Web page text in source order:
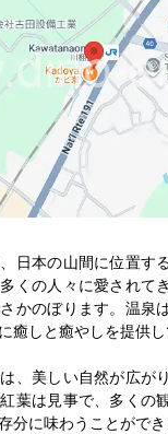
日本の山間に位置す
くの人々に愛されて
かのぼります。温泉
癒しと癒やしを提供し
、美しい自然が広が
葉は見事で、多くの
分に味わうことができ